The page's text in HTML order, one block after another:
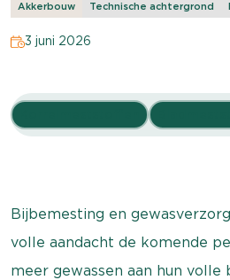
Akkerbouw Technische achtergrond
3 juni 2026
Bijbemesting en
volle aandacht de komende
meer gewassen aan hun